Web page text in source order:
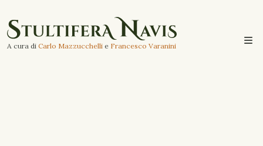
A cura di Carlo Mazzucchelli e Francesco Varanini